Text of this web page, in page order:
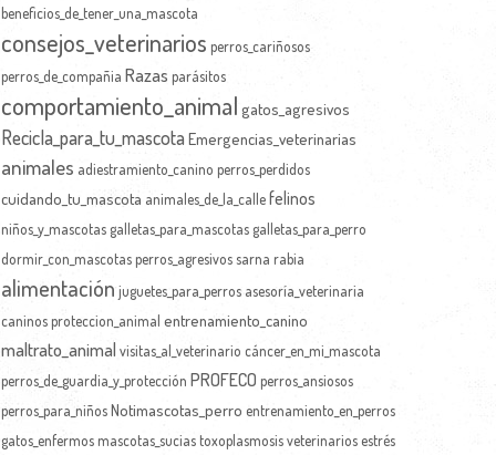
beneficios_de_tener_una_mascota
consejos_veterinarios perros_cariñosos
perros_de_compañia Razas parásitos
comportamiento_animal gatos_agresivos
Recicla_para_tu_mascota Emergencias_veterinarias
animales adiestramiento_canino perros_perdidos
cuidando_tu_mascota animales_de_la_callefelinos
niños_y_mascotas galletas_para_mascotas galletas_para_perro
dormir_con_mascotas perros_agresivossarna rabia
alimentación juguetes_para_perros asesoría_veterinaria
caninosproteccion_animal entrenamiento_canino
maltrato_animal visitas_al_veterinario cáncer_en_mi_mascota
perros_de_guardia_y_protección PROFECO perros_ansiosos
perros_para_niñosNotimascotas_perro entrenamiento_en_perros
gatos_enfermos mascotas_sucias toxoplasmosisveterinarios estrés